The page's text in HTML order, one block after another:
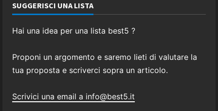
SUGGERISCI UNA LISTA
Hai una idea per una lista best5 ?
Proponi un argomento e saremo lieti di valutare la
tua proposta e scriverci sopra un articolo.
Scrivici una email a info@best5.it